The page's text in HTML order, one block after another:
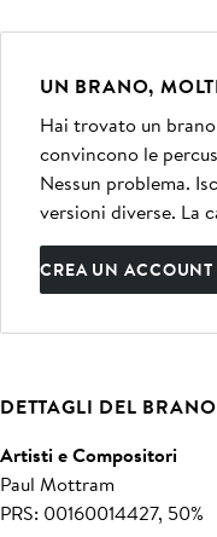
UN BRANO,
Hai trovato un
convincono le
Nessun problema.
versioni diverse. La
CREA UN ACCOUNT
DETTAGLI DEL BRANO
Artisti e Compositori
Paul Mottram
PRS: 00160014427, 50%